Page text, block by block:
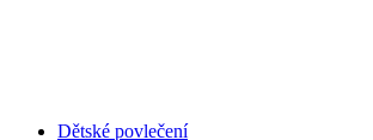
Dětské povlečení